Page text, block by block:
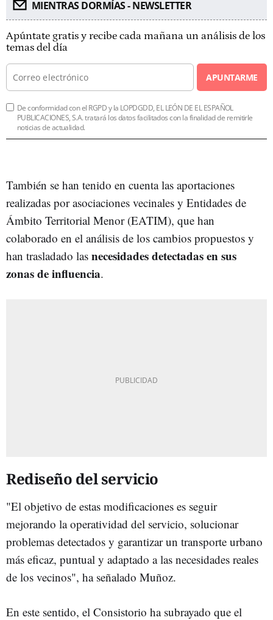
MIENTRAS DORMÍAS - NEWSLETTER
Apúntate gratis y recibe cada mañana un análisis de los
temas del día
APUNTARME
De conformidad con el RGPD y la LOPDGDD, EL LEÓN DE EL ESPAÑOL
PUBLICACIONES, S.A. tratará los datos facilitados con la finalidad de remitirle
noticias de actualidad.
También se han tenido en cuenta las aportaciones
realizadas por asociaciones vecinales y Entidades de
Ámbito Territorial Menor (EATIM), que han
colaborado en el análisis de los cambios propuestos y
han trasladado las necesidades detectadas en sus
zonas de influencia.
Rediseño del servicio
"El objetivo de estas modificaciones es seguir
mejorando la operatividad del servicio, solucionar
problemas detectados y garantizar un transporte urbano
más eficaz, puntual y adaptado a las necesidades reales
de los vecinos", ha señalado Muñoz.
En este sentido, el Consistorio ha subrayado que el